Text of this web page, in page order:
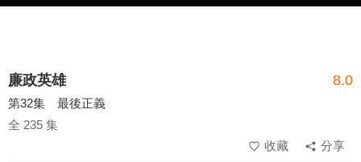
廉政英雄 8.0
第32集 最後正義
全 235 集
收藏
分享